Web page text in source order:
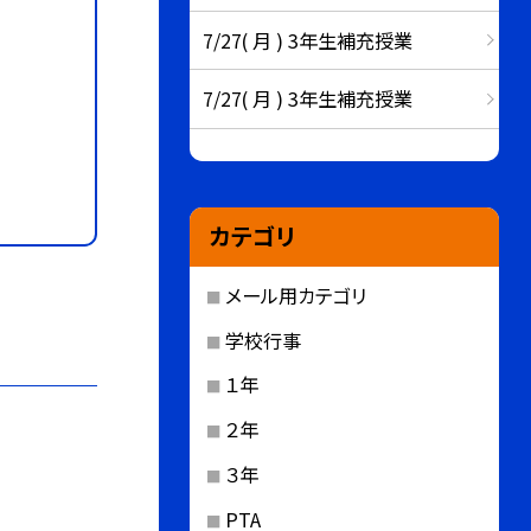
7/27( 月 ) 3年生補充授業
7/27( 月 ) 3年生補充授業
カテゴリ
メール用カテゴリ
学校行事
１年
２年
３年
PTA